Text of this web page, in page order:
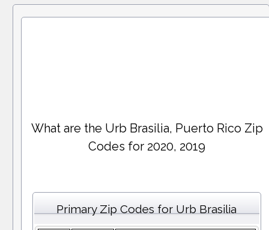
What are the Urb Brasilia, Puerto Rico Zip
Codes for 2020, 2019
Primary Zip Codes for Urb Brasilia